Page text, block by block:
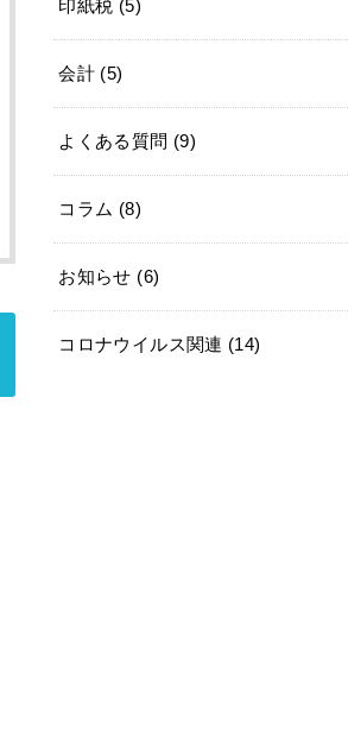
印紙税 (5)
会計 (5)
よくある質問 (9)
コラム (8)
お知らせ (6)
コロナウイルス関連 (14)